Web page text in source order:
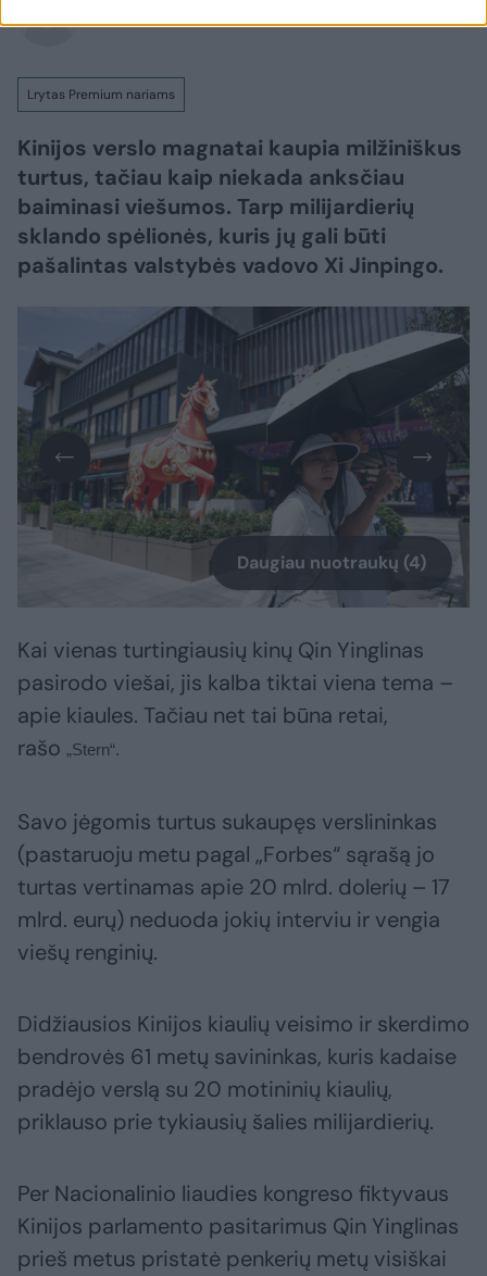
Lrytas Premium nariams
Kinijos verslo magnatai kaupia milžiniškus
turtus, tačiau kaip niekada anksčiau
baiminasi viešumos. Tarp milijardierių
sklando spėlionės, kuris jų gali būti
pašalintas valstybės vadovo Xi Jinpingo.
Daugiau nuotraukų (4)
Kai vienas turtingiausių kinų Qin Yinglinas
pasirodo viešai, jis kalba tiktai viena tema –
apie kiaules. Tačiau net tai būna retai,
rašo „Stern“.
Savo jėgomis turtus sukaupęs verslininkas
(pastaruoju metu pagal „Forbes“ sąrašą jo
turtas vertinamas apie 20 mlrd. dolerių – 17
mlrd. eurų) neduoda jokių interviu ir vengia
viešų renginių.
Didžiausios Kinijos kiaulių veisimo ir skerdimo
bendrovės 61 metų savininkas, kuris kadaise
pradėjo verslą su 20 motininių kiaulių,
priklauso prie tykiausių šalies milijardierių.
Per Nacionalinio liaudies kongreso fiktyvaus
Kinijos parlamento pasitarimus Qin Yinglinas
prieš metus pristatė penkerių metų visiškai